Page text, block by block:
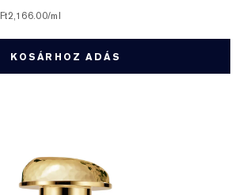
Ft2,166.00/ml
KOSÁRHOZ ADÁS